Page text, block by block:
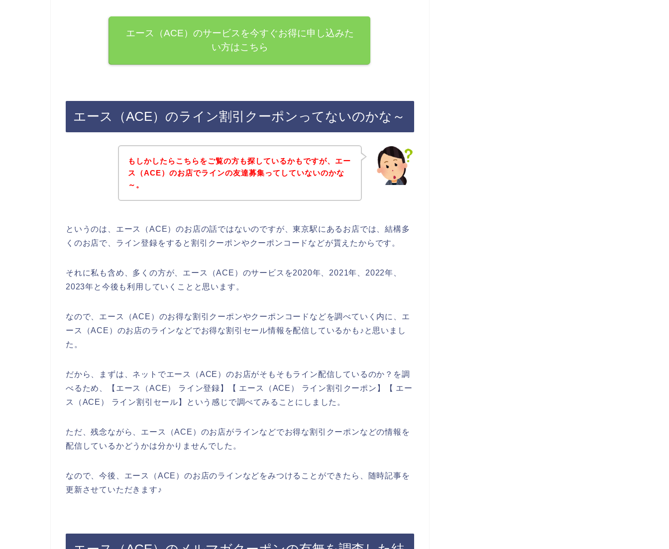
エース（ACE）のサービスを今すぐお得に申し込みた
い方はこちら
エース（ACE）のライン割引クーポンってないのかな～
もしかしたらこちらをご覧の方も探しているかもですが、エー
ス（ACE）のお店でラインの友達募集ってしていないのかな
～。
というのは、エース（ACE）のお店の話ではないのですが、東京駅にあるお店では、結構多
くのお店で、ライン登録をすると割引クーポンやクーポンコードなどが貰えたからです。
それに私も含め、多くの方が、エース（ACE）のサービスを2020年、2021年、2022年、
2023年と今後も利用していくことと思います。
なので、エース（ACE）のお得な割引クーポンやクーポンコードなどを調べていく内に、エ
ース（ACE）のお店のラインなどでお得な割引セール情報を配信しているかも♪と思いまし
た。
だから、まずは、ネットでエース（ACE）のお店がそもそもライン配信しているのか？を調
べるため、【エース（ACE） ライン登録】【 エース（ACE） ライン割引クーポン】【 エー
ス（ACE） ライン割引セール】という感じで調べてみることにしました。
ただ、残念ながら、エース（ACE）のお店がラインなどでお得な割引クーポンなどの情報を
配信しているかどうかは分かりませんでした。
なので、今後、エース（ACE）のお店のラインなどをみつけることができたら、随時記事を
更新させていただきます♪